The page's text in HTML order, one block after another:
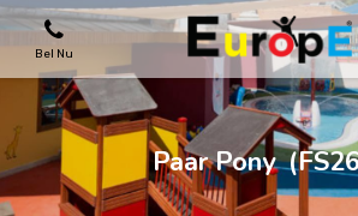
Bel Nu
SPEELTOESTELLEN
SKATEPARKS
Paar Pony